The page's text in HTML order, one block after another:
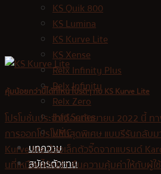
KS Quik 800
KS Lumina
KS Kurve Lite
KS Xense
Relx Infinity Plus
Relx Infinity
Relx Zero
Infy Series
VMC
บทความ
สมัครตัวแทน
คุ้มน้อยกว่านี้ได้ที่ไหน โปรดีๆ กับ KS Kurve Lite
โปรโมชั่นประจำเดือนกันยายน 2022 นี้
การออกโปรโมชั่นสุดพิเศษ แบบรีรันกลับ
Kurve lite น้องเล็กตัวจิ๊ดจากแบรนด์
นที่เหมือนได้เปล่า คืนความคุ้มค่าให้กับผู้ใ